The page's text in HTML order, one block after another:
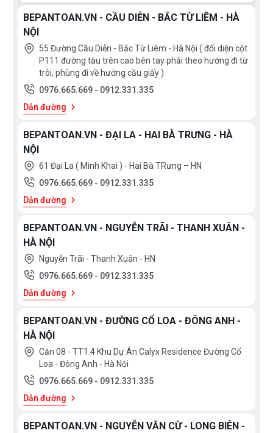
BEPANTOAN.VN - CẦU DIỄN - BẮC TỪ LIÊM - HÀ
NỘI
55 Đường Cầu Diễn - Bắc Từ Liêm - Hà Nội ( đối diện cột
P111 đường tàu trên cao bên tay phải theo hướng đi từ
trôi, phùng đi về hướng cầu giấy )
0976.665.669 - 0912.331.335
Dẫn đường
BEPANTOAN.VN - ĐẠI LA - HAI BÀ TRƯNG - HÀ
NỘI
61 Đại La ( Minh Khai ) - Hai Bà TRưng – HN
0976.665.669 - 0912.331.335
Dẫn đường
BEPANTOAN.VN - NGUYỄN TRÃI - THANH XUÂN -
HÀ NỘI
Nguyễn Trãi - Thanh Xuân - HN
0976.665.669 - 0912.331.335
Dẫn đường
BEPANTOAN.VN - ĐƯỜNG CỔ LOA - ĐÔNG ANH -
HÀ NỘI
Căn 08 - TT1.4 Khu Dự Án Calyx Residence Đường Cổ
Loa - Đông Anh - Hà Nội
0976.665.669 - 0912.331.335
Dẫn đường
BEPANTOAN.VN - NGUYỄN VĂN CỪ - LONG BIÊN -